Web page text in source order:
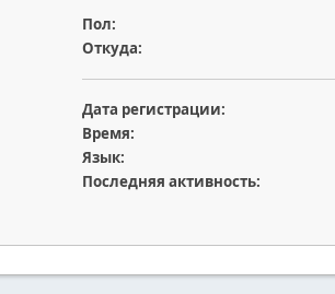
Пол:
Откуда:
Дата регистрации:
Время:
Язык:
Последняя активность: